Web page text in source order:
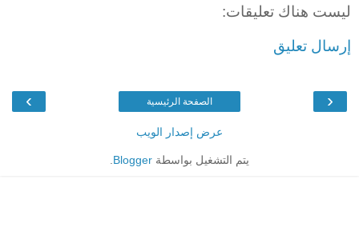
ليست هناك تعليقات:
إرسال تعليق
‹
› الصفحة الرئيسية
عرض إصدار الويب
يتم التشغيل بواسطة Blogger